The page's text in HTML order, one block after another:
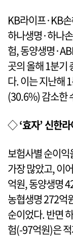
KB라이프·KB
하나생명·하나
험, 동양생명
곳의 올해 1분기
다. 이는 지난해
(30.6%) 감소한
◇‘효자’ 신한
보험사별 순이
가장 많았고, 이
억원, 동양생명
농협생명 272억
순이었다. 반면
험(-97억원)은